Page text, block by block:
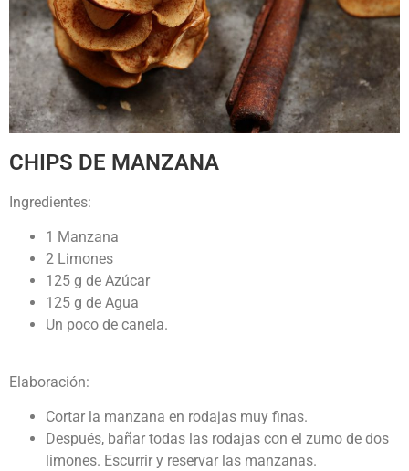
CHIPS DE MANZANA
Ingredientes:
1 Manzana
2 Limones
125 g de Azúcar
125 g de Agua
Un poco de canela.
Elaboración:
Cortar la manzana en rodajas muy finas.
Después, bañar todas las rodajas con el zumo de dos
limones. Escurrir y reservar las manzanas.